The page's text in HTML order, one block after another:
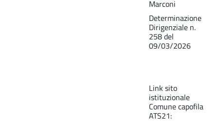
Marconi
Determinazione
Dirigenziale n.
258 del
09/03/2026
Link sito
istituzionale
Comune capofila
ATS21: